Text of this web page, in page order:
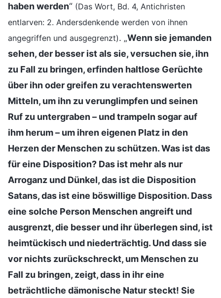
haben werden“ (Das Wort, Bd. 4, Antichristen
entlarven: 2. Andersdenkende werden von ihnen
angegriffen und ausgegrenzt). „Wenn sie jemanden
sehen, der besser ist als sie, versuchen sie, ihn
zu Fall zu bringen, erfinden haltlose Gerüchte
über ihn oder greifen zu verachtenswerten
Mitteln, um ihn zu verunglimpfen und seinen
Ruf zu untergraben – und trampeln sogar auf
ihm herum – um ihren eigenen Platz in den
Herzen der Menschen zu schützen. Was ist das
für eine Disposition? Das ist mehr als nur
Arroganz und Dünkel, das ist die Disposition
Satans, das ist eine böswillige Disposition. Dass
eine solche Person Menschen angreift und
ausgrenzt, die besser und ihr überlegen sind, ist
heimtückisch und niederträchtig. Und dass sie
vor nichts zurückschreckt, um Menschen zu
Fall zu bringen, zeigt, dass in ihr eine
beträchtliche dämonische Natur steckt! Sie